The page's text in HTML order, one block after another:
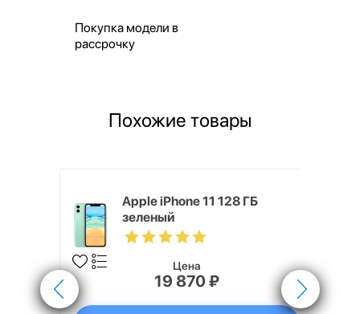
Покупка модели в
рассрочку
Похожие товары
Apple iPhone 11 128 ГБ
зеленый
Цена
19 870 ₽